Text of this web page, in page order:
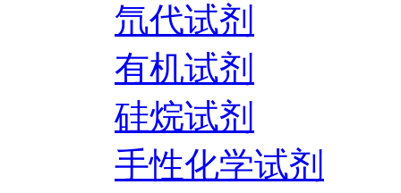
氘代试剂
有机试剂
硅烷试剂
手性化学试剂